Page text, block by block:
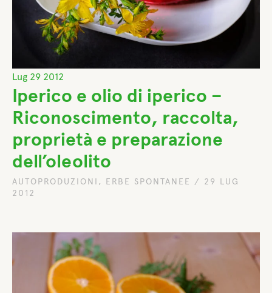
Lug 29 2012
Iperico e olio di iperico –
Riconoscimento, raccolta,
proprietà e preparazione
dell’oleolito
AUTOPRODUZIONI , ERBE SPONTANEE / 29 LUG
2012